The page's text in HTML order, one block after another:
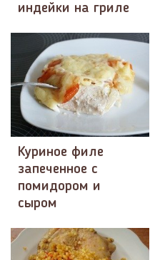
индейки на гриле
Куриное филе
запеченное с
помидором и
сыром